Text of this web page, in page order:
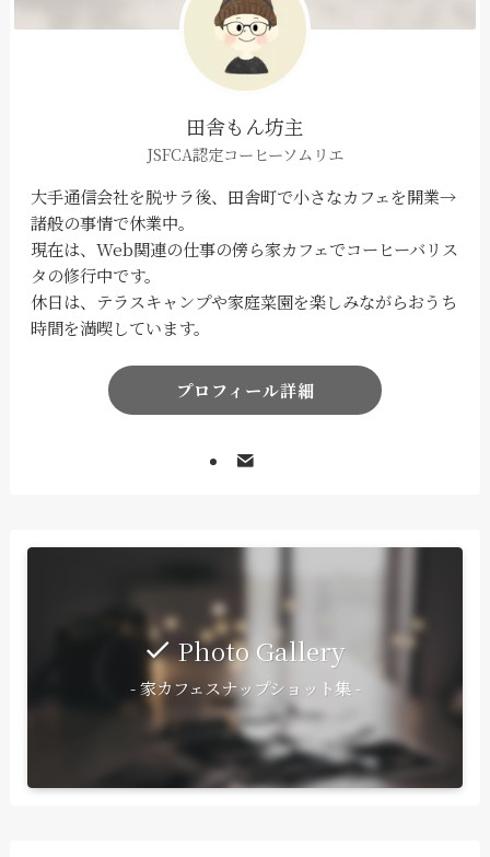
田舎もん坊主
JSFCA認定コーヒーソムリエ
大手通信会社を脱サラ後、田舎町で小さなカフェを開業→
諸般の事情で休業中。
現在は、Web関連の仕事の傍ら家カフェでコーヒーバリス
タの修行中です。
休日は、テラスキャンプや家庭菜園を楽しみながらおうち
時間を満喫しています。
プロフィール詳細
Photo Gallery
- 家カフェスナップショット集 -